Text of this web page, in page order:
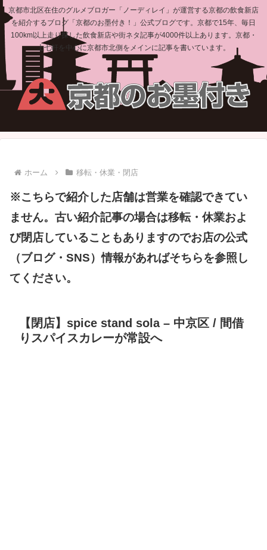
京都市北区在住のグルメブロガー「ノーディレイ」が運営する京都の飲食新店
を紹介するブログ「京都のお墨付き！」公式ブログです。京都で15年、毎日
100km以上走り探した飲食新店や街ネタ記事が4000件以上あります。京都・
上七軒を中心に京都市北側をメインに記事を書いています。
ホーム 移転・休業・閉店
※こちらで紹介した店舗は営業を確認できてい
ません。古い紹介記事の場合は移転・休業およ
び閉店していることもありますのでお店の公式
（ブログ・SNS）情報があればそちらを参照し
てください。
【閉店】spice stand sola – 中京区 / 間借
りスパイスカレーが常設へ